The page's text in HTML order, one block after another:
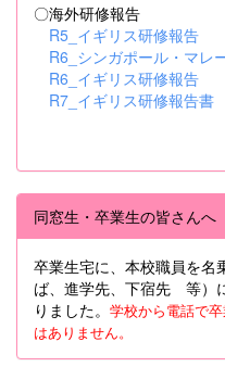
〇海外研修報告
R5_イギリス研修報告
R6_シンガポール・マレ
R6_イギリス研修報告
R7_イギリス研修報告書
同窓生・卒業生の皆さんへ
卒業生宅に、本校職員を名
ば、進学先、下宿先 等）
りました。 学校から電話で
はありません。